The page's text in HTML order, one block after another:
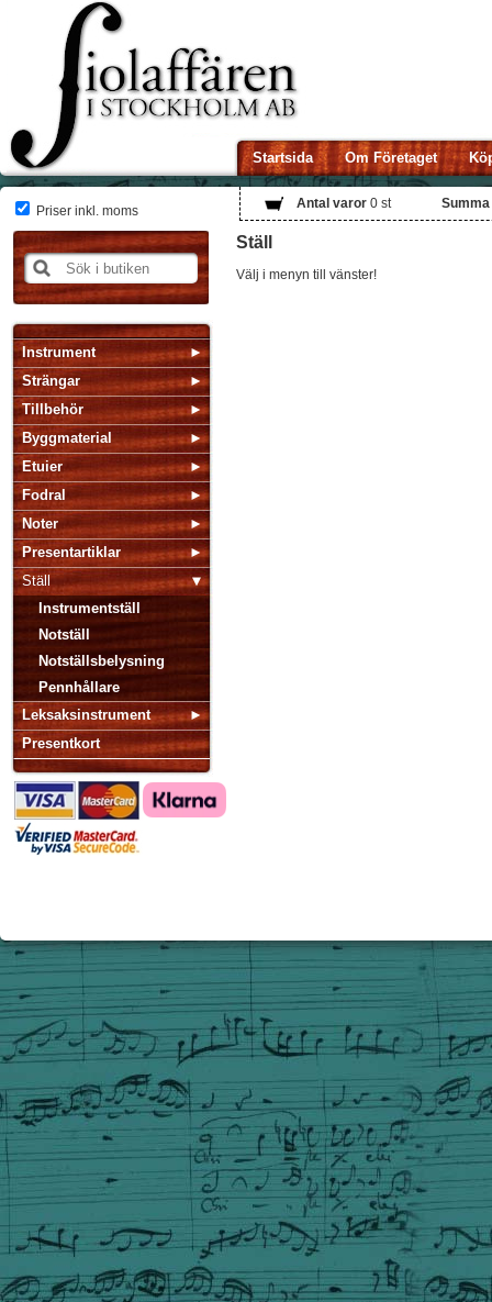
Startsida Om Företaget
Antal varor 0 st Summa
Priser inkl. moms
Instrument
Strängar
Tillbehör
Byggmaterial
Etuier
Fodral
Noter
Presentartiklar
Ställ
Instrumentställ
Notställ
Notställsbelysning
Pennhållare
Leksaksinstrument
Presentkort
Ställ
Välj i menyn till vänster!